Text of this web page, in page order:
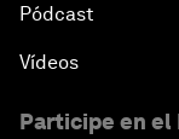
Pódcast
Vídeos
Participe en el